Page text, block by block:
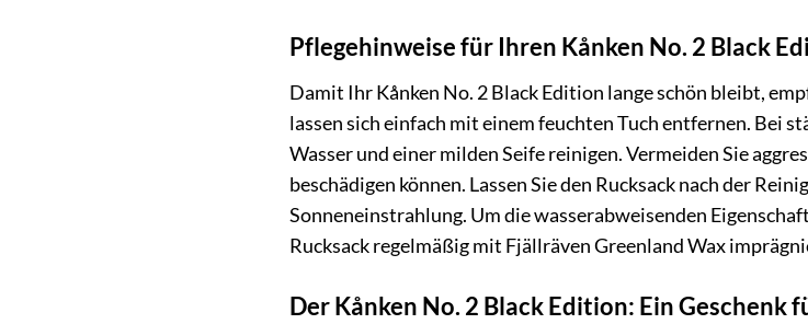
Pflegehinweise für Ihren Kånken No. 2 Black
Damit Ihr Kånken No. 2 Black Edition lange schön bleibt,
lassen sich einfach mit einem feuchten Tuch entfernen. Bei
Wasser und einer milden Seife reinigen. Vermeiden Sie
beschädigen können. Lassen Sie den Rucksack nach der
Sonneneinstrahlung. Um die wasserabweisenden
Rucksack regelmäßig mit Fjällräven Greenland Wax
Der Kånken No. 2 Black Edition: Ein Geschenk